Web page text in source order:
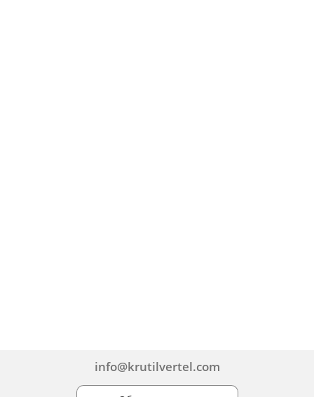
info@krutilvertel.com